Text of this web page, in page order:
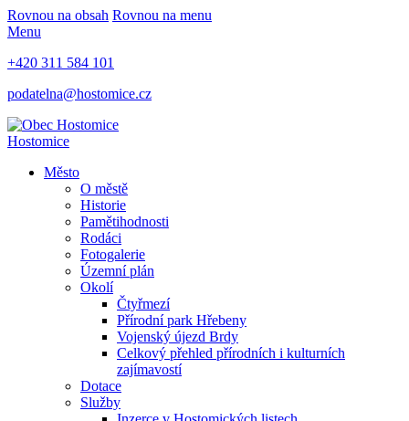
Rovnou na obsah Rovnou na menu
Menu
+420 311 584 101
podatelna@hostomice.cz
Hostomice
Město
O městě
Historie
Pamětihodnosti
Rodáci
Fotogalerie
Územní plán
Okolí
Čtyřmezí
Přírodní park Hřebeny
Vojenský újezd Brdy
Celkový přehled přírodních i kulturních
zajímavostí
Dotace
Služby